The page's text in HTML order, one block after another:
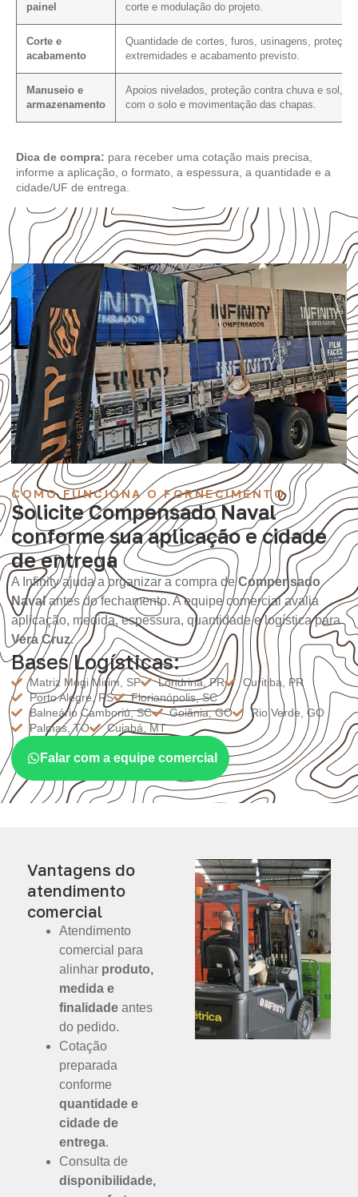
painel
corte e modulação do projeto.
Corte e
acabamento
Quantidade de cortes, furos, usinagens, proteção
extremidades e acabamento previsto.
Manuseio e
armazenamento
Apoios nivelados, proteção contra chuva e sol,
com o solo e movimentação das chapas.
Dica de compra: para receber uma cotação mais precisa,
informe a aplicação, o formato, a espessura, a quantidade e a
cidade/UF de entrega.
COMO FUNCIONA O FORNECIMENTO
Solicite Compensado Naval
conforme sua aplicação e cidade
de entrega
A Infinity ajuda a organizar a compra deCompensado
Navalantes do fechamento. A equipe comercial avalia
aplicação, medida, espessura, quantidade e logística para
Vera Cruz.
Bases Logísticas:
Matriz Mogi Mirim, SP Londrina, PR
Curitiba, PR
Porto Alegre, RS
Florianópolis, SC
Balneário Camboriú, SC
Goiânia, GO
Rio Verde, GO
Palmas, TO
Cuiabá, MT
Falar com a equipe comercial
Vantagens do
atendimento
comercial
Atendimento
comercial para
alinhar produto,
medida e
finalidade antes
do pedido.
Cotação
preparada
conforme
quantidade e
cidade de
entrega.
Consulta de
disponibilidade,